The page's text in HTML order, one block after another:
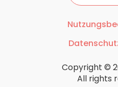
Copyright ©
All rights